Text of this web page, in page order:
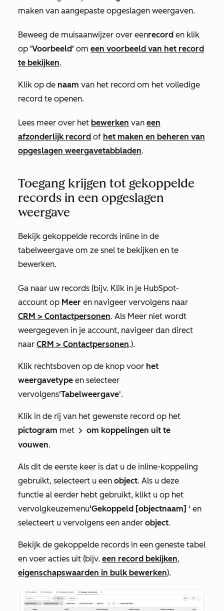
maken van aangepaste opgeslagen weergaven.
Beweeg de muisaanwijzer over eenrecord en klik
op 'Voorbeeld' om een voorbeeld van het record
te bekijken.
Klik op de naam van het record om het volledige
record te openen.
Lees meer over het bewerken van een
afzonderlijk record of het maken en beheren van
opgeslagen weergavetabbladen.
Toegang krijgen tot gekoppelde
records in een opgeslagen
weergave
Bekijk gekoppelde records inline in de
tabelweergave om ze snel te bekijken en te
bewerken.
Ga naar uw records (bijv. Klik in je HubSpot-
account op Meer en navigeer vervolgens naar
CRM > Contactpersonen. Als Meer niet wordt
weergegeven in je account, navigeer dan direct
naar CRM > Contactpersonen.).
Klik rechtsboven op de knop voor het
weergavetype en selecteer
vervolgens'Tabelweergave'.
Klik in de rij van het gewenste record op het
pictogram met rightCaret om koppelingen uit te
vouwen.
Als dit de eerste keer is dat u de inline-koppeling
gebruikt, selecteert u een object. Als u deze
functie al eerder hebt gebruikt, klikt u op het
vervolgkeuzemenu'Gekoppeld [objectnaam] ' en
selecteert u vervolgens een ander object.
Bekijk de gekoppelde records in een geneste tabel
en voer acties uit (bijv. een record bekijken,
eigenschapswaarden in bulk bewerken).